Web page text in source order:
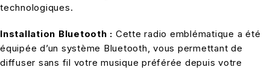
technologiques.
Installation Bluetooth : Cette radio emblématique a été
équipée d’un système Bluetooth, vous permettant de
diffuser sans fil votre musique préférée depuis votre